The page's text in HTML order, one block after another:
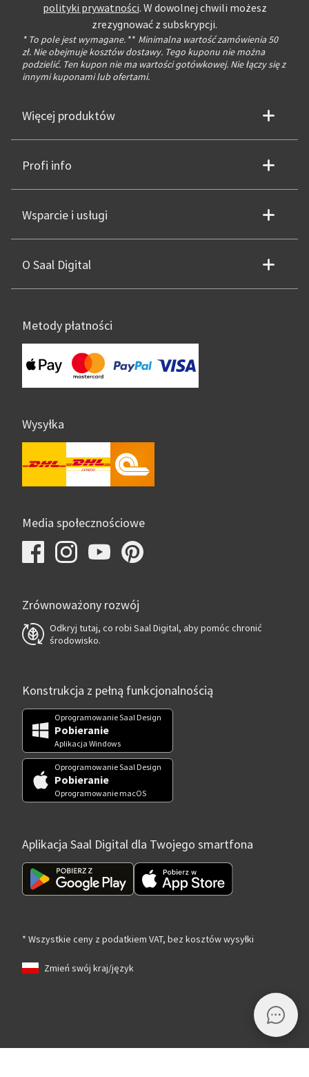
polityki prywatności. W dowolnej chwili możesz
zrezygnować z subskrypcji.
* To pole jest wymagane. ** Minimalna wartość zamówienia 50
zł. Nie obejmuje kosztów dostawy. Tego kuponu nie można
podzielić. Ten kupon nie ma wartości gotówkowej. Nie łączy się z
innymi kuponami lub ofertami.
Więcej produktów
Profi info
Wsparcie i usługi
O Saal Digital
Metody płatności
Wysyłka
Media społecznościowe
Zrównoważony rozwój
Odkryj tutaj, co robi Saal Digital, aby pomóc chronić
środowisko.
Konstrukcja z pełną funkcjonalnością
Oprogramowanie Saal Design
Pobieranie
Aplikacja Windows
Oprogramowanie Saal Design
Pobieranie
Oprogramowanie macOS
Aplikacja Saal Digital dla Twojego smartfona
* Wszystkie ceny z podatkiem VAT, bez kosztów wysyłki
Zmień swój kraj/język